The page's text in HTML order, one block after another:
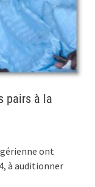
pairs à la
ont
à auditionner